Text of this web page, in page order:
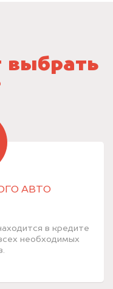
выбрать
АВТО
в кредите
необходимых